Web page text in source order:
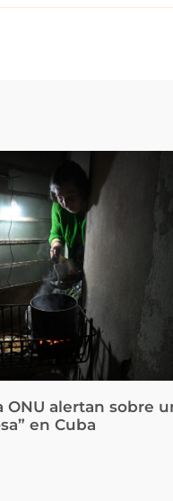
ONU alertan sobre
en Cuba